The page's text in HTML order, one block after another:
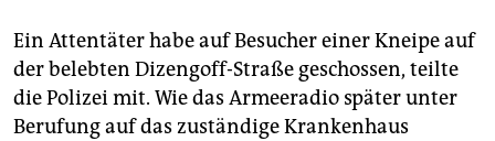
Ein Attentäter habe auf Besucher einer Kneipe auf
der belebten Dizengoff-Straße geschossen, teilte
die Polizei mit. Wie das Armeeradio später unter
Berufung auf das zuständige Krankenhaus